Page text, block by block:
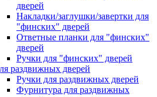
дверей
Накладки/заглушки/завертки для
"финских" дверей
Ответные планки для "финских"
дверей
Ручки для "финских" дверей
раздвижных дверей
Ручки для раздвижных дверей
Фурнитура для раздвижных